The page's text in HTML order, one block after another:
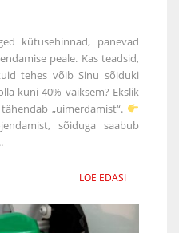
kütusehinnad, panevad
peale. Kas teadsid,
tehes võib Sinu sõiduki
kuni 40% väiksem? Ekslik
„uimerdamist“.
sõiduga saabub
LOE EDASI